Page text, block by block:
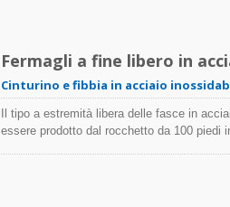
Fermagli a fine libero in
Cinturino e fibbia in acciaio
Il tipo a estremità libera delle fasce in
essere prodotto dal rocchetto da 100 piedi